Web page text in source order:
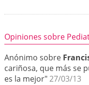
Opiniones sobre
Anónimo sobre
cariñosa, que más se
es la mejor"27/03/13